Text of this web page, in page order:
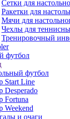
Сетки для
Ракетки для
Мячи для
Чехлы для
Тренировочный
футбол
футбол
Start Line
Desperado
Fortuna
Weekend
и очаги